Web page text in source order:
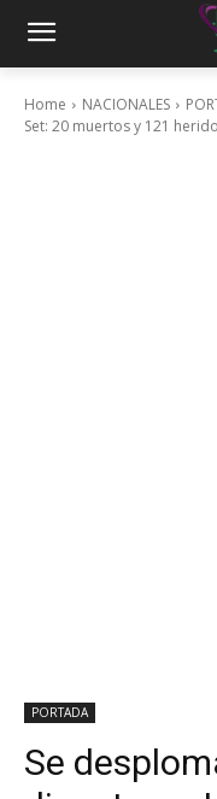
Home NACIONALES
Set: 20 muertos y 121
PORTADA
Se